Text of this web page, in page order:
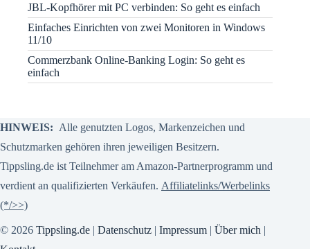
JBL-Kopfhörer mit PC verbinden: So geht es einfach
Einfaches Einrichten von zwei Monitoren in Windows
11/10
Commerzbank Online-Banking Login: So geht es
einfach
HINWEIS: Alle genutzten Logos, Markenzeichen und
Schutzmarken gehören ihren jeweiligen Besitzern.
Tippsling.de ist Teilnehmer am Amazon-Partnerprogramm und
verdient an qualifizierten Verkäufen. Affiliatelinks/Werbelinks
(*/>>)
© 2026 Tippsling.de | Datenschutz | Impressum | Über mich |